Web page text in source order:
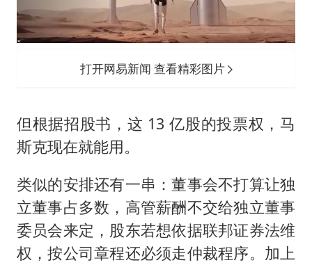
打开网易新闻 查看精彩图片
但根据招股书，这 13 亿股的投票权，马
斯克现在就能用。
类似的安排还有一串：董事会不打算让独
立董事占多数，高管薪酬不交给独立董事
委员会来定，股东若想依据联邦证券法维
权，按公司章程还必须走仲裁程序。加上